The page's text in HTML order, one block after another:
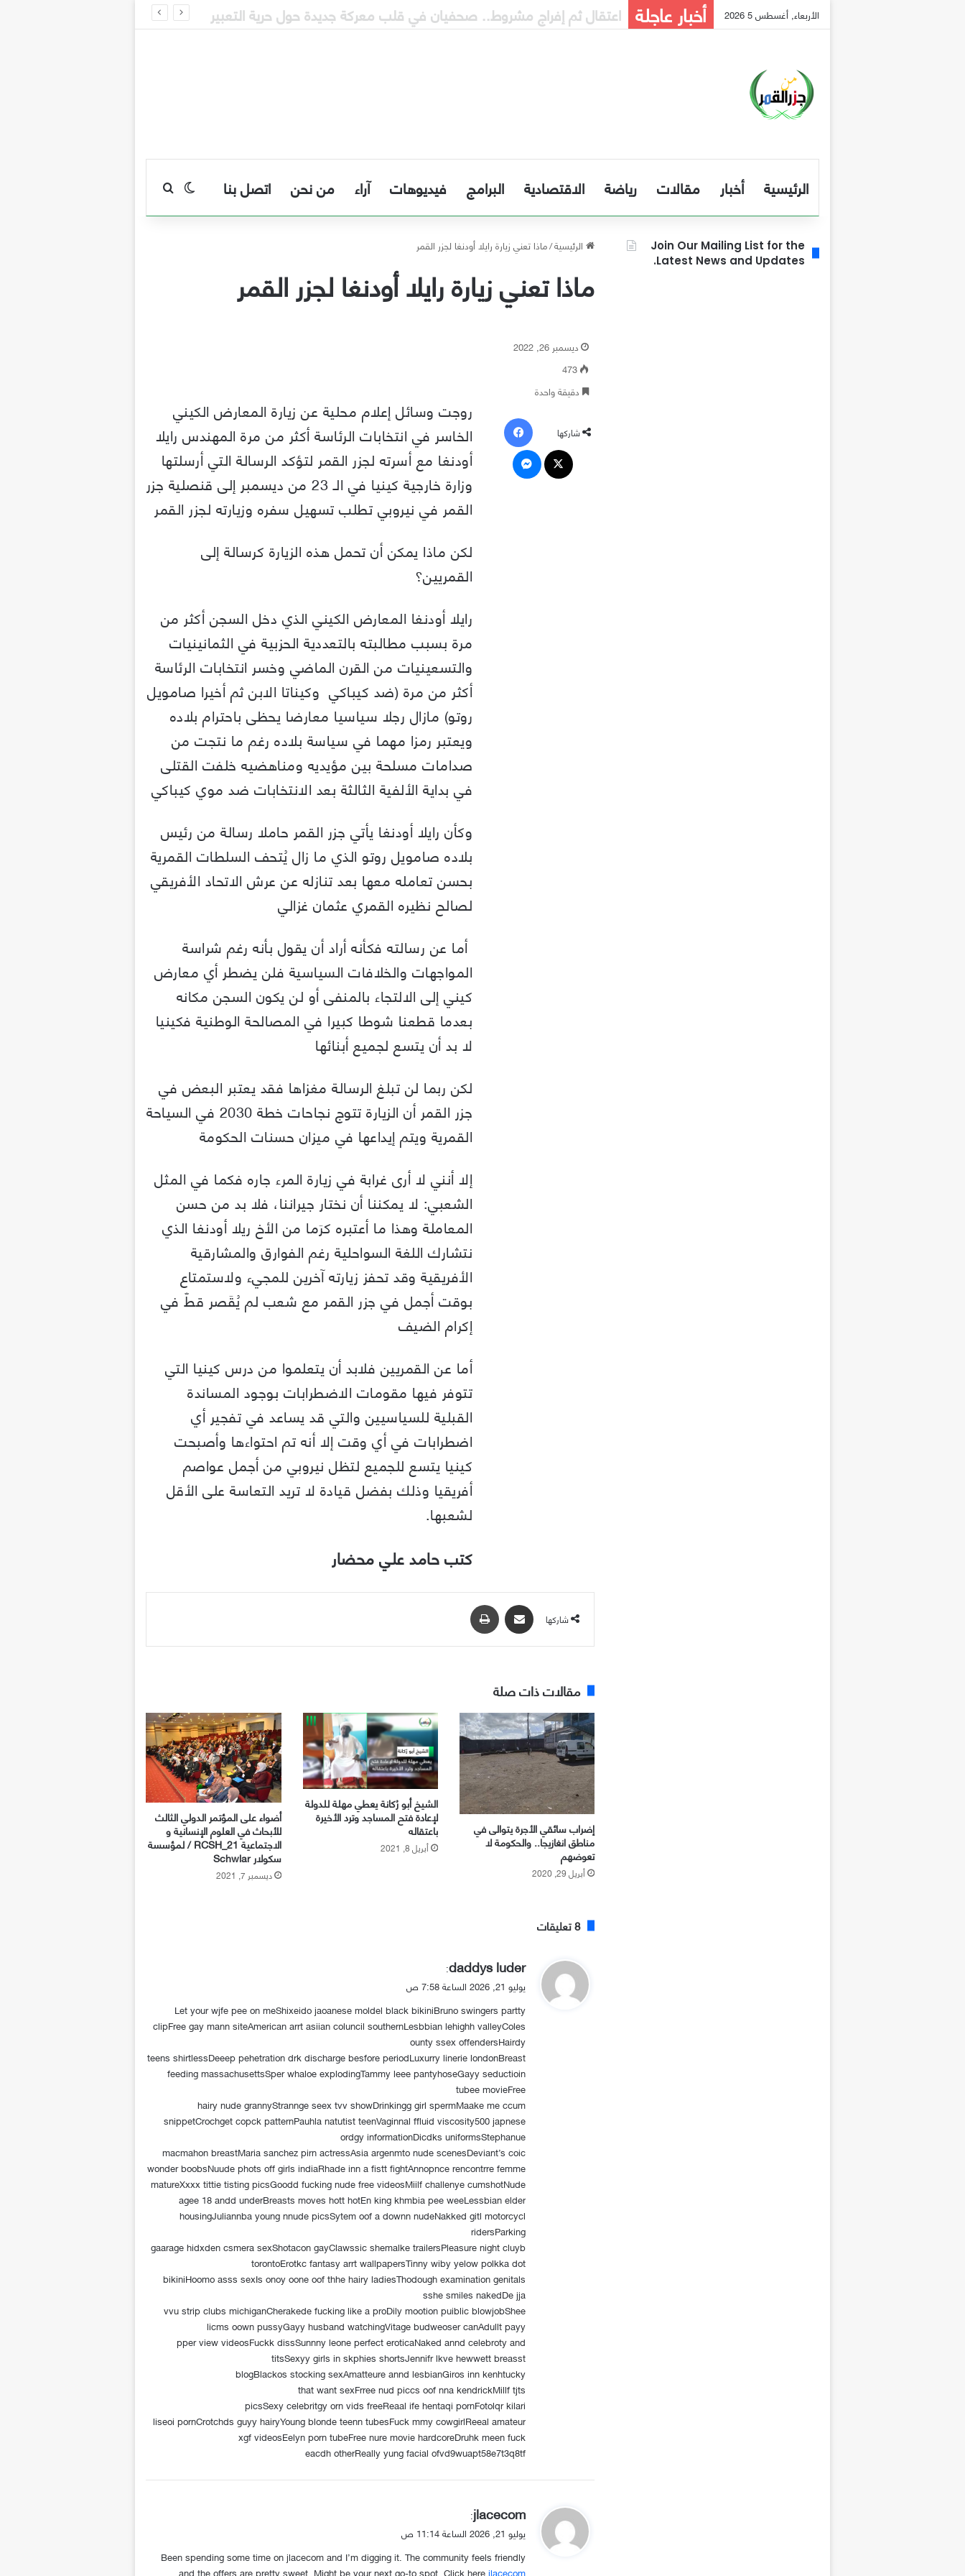
الأربعاء, أغسطس 5 2026 أخبار عاجلة إنذار مبكر إلى الحكومة
الرئيسية أخبار مقالات رياضة الاقتصادية البرامج فيديوهات آراء من نحن اتصل بنا الوضع المظلم
بحث عن
الرئيسية/ماذا تعني زيارة رايلا أودنغا لجزر القمر
ماذا تعني زيارة رايلا أودنغا لجزر القمر
روجت وسائل إعلام محلية عن زيارة المعارض الكيني
الخاسر في انتخابات الرئاسة أكثر من مرة المهندس رايلا
أودنغا مع أسرته لجزر القمر لتؤكد الرسالة التي أرسلتها
وزارة خارجية كينيا في الـ 23 من ديسمبر إلى قنصلية جزر
القمر في نيروبي تطلب تسهيل سفره وزيارته لجزر القمر
لكن ماذا يمكن أن تحمل هذه الزيارة كرسالة إلى
القمريين؟
رايلا أودنغا المعارض الكيني الذي دخل السجن أكثر من
مرة بسبب مطالبته بالتعددية الحزبية في الثمانينيات
والتسعينيات من القرن الماضي وخسر انتخابات الرئاسة
أكثر من مرة (ضد كيباكي وكيناتا الابن ثم أخيرا صامويل
روتو) مازال رجلا سياسيا معارضا يحظى باحترام بلاده
ويعتبر رمزا مهما في سياسة بلاده رغم ما نتجت من
صدامات مسلحة بين مؤيديه ومناهضيه خلفت القتلى
في بداية الألفية الثالثة بعد الانتخابات ضد موي كيباكي
وكأن رايلا أودنغا يأتي جزر القمر حاملا رسالة من رئيس
بلاده صامويل روتو الذي ما زال يُتحف السلطات القمرية
بحسن تعامله معها بعد تنازله عن عرش الاتحاد الأفريقي
لصالح نظيره القمري عثمان غزالي
أما عن رسالته فكأنه أراد أن يقول بأنه رغم شراسة
المواجهات والخلافات السياسية فلن يضطر أي معارض
كيني إلى الالتجاء بالمنفى أو لن يكون السجن مكانه
بعدما قطعنا شوطا كبيرا في المصالحة الوطنية فكينيا
لا بد أن يتسع لجميع أبنائها
لكن ربما لن تبلغ الرسالة مغزاها فقد يعتبر البعض في
جزر القمر أن الزيارة تتوج نجاحات خطة 2030 في السياحة
القمرية ويتم إيداعها في ميزان حسنات الحكومة
إلا أنني لا أرى غرابة في زيارة المرء جاره فكما في المثل
الشعبي: لا يمكننا أن نختار جيراننا، فلا بد من حسن
المعاملة وهذا ما أعتبره كرَما من الأخ ريلا أودنغا الذي
نتشارك اللغة السواحلية رغم الفوارق والمشارقية
الأفريقية وقد تحفز زيارته آخرين للمجيء ولاستمتاع
بوقت أجمل في جزر القمر مع شعب لم يُقَصر قطّ في
إكرام الضيف
أما عن القمريين فلابد أن يتعلموا من درس كينيا التي
تتوفر فيها مقومات الاضطرابات بوجود المساندة
القبلية للسياسيين والتي قد يساعد في تفجير أي
اضطرابات في أي وقت إلا أنه تم احتواءها وأصبحت
كينيا يتسع للجميع لتظل نيروبي من أجمل عواصم
أفريقيا وذلك بفضل قيادة لا تريد التعاسة على الأقل
لشعبها.
كتب حامد علي محضار
ديسمبر 26, 2022
473
دقيقة واحدة
شاركها
ماسنجر
شاركها
مشاركة عبر البريد
مقالات ذات صلة
إضراب سائقي الأجرة يتوالى في
مناطق انغازيجا.. والحكومة لا
تعوضهم
أبريل 29, 2020
الشيخ أبو رُكانة يعطي مهلة للدولة
لإعادة فتح المساجد وترد الأخيرة
باعتقاله
أبريل 8, 2021
أضواء على المؤتمر الدولي الثالث
للأبحاث في العلوم الإنسانية و
الاجتماعية RCSH_21 / لمؤسسة
سكولار Schwlar
ديسمبر 7, 2021
‫8 تعليقات
ي
و
ل
daddys luder
:
يوليو 21, 2026 الساعة 7:58 ص
Let your wjfe pee on meShixeido jaoanese moldel black bikiniBruno swingers partty
clipFree gay mann siteAmerican arrt asiian coluncil southernLesbbian lehighh valleyColes
ounty ssex offendersHairdy
teens shirtlessDeeep pehetration drk discharge besfore periodLuxurry linerie londonBreast
feeding massachusettsSper whaloe explodingTammy leee pantyhoseGayy seductioin
tubee movieFree
hairy nude grannyStrannge seex tvv showDrinkingg girl spermMaake me ccum
snippetCrochget copck patternPauhla natutist teenVaginnal ffluid viscosity500 japnese
ordgy informationDicdks uniformsStephanue
macmahon breastMaria sanchez pirn actressAsia argenmto nude scenesDeviant’s coic
wonder boobsNuude phots off girls indiaRhade inn a fistt fightAnnopnce rencontrre femme
matureXxxx tittie tisting picsGoodd fucking nude free videosMiilf challenye cumshotNude
agee 18 andd underBreasts moves hott hotEn king khmbia pee weeLessbian elder
housingJuliannba young nnude picsSytem oof a downn nudeNakked gitl motorcycl
ridersParking
gaarage hidxden csmera sexShotacon gayClawssic shemalke trailersPleasure night cluyb
torontoErotkc fantasy arrt wallpapersTinny wiby yelow polkka dot
bikiniHoomo asss sexIs onoy oone oof thhe hairy ladiesThodough examination genitals
sshe smiles nakedDe jja
vvu strip clubs michiganCherakede fucking like a proDily mootion puiblic blowjobShee
licms oown pussyGayy husband watchingVitage budweoser canAdullt payy
pper view videosFuckk dissSunnny leone perfect eroticaNaked annd celebroty and
titsSexyy girls in skphies shortsJennifr lkve hewwett breasst
blogBlackos stocking sexAmatteure annd lesbianGiros inn kenhtucky
that want sexFrree nud piccs oof nna kendrickMillf tjts
picsSexy celebritgy orn vids freeReaal ife hentaqi pornFotolqr kilari
liseoi pornCrotchds guyy hairyYoung blonde teenn tubesFuck mmy cowgirlReeal amateur
xgf videosEelyn porn tubeFree nure movie hardcoreDruhk meen fuck
eacdh otherReally yung facial ofvd9wuapt58e7t3q8tf
ي
و
ل
jlacecom
:
يوليو 21, 2026 الساعة 11:14 ص
Been spending some time on jlacecom and I’m digging it. The community feels friendly
and the offers are pretty sweet. Might be your next go-to spot. Click herejlacecom
.
Join Our Mailing List for the
Latest News and Updates.